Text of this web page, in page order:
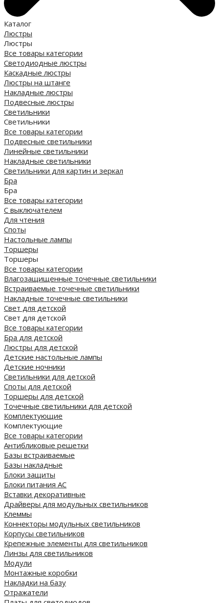
Каталог
Люстры
Люстры
Все товары категории
Светодиодные люстры
Каскадные люстры
Люстры на штанге
Накладные люстры
Подвесные люстры
Светильники
Светильники
Все товары категории
Подвесные светильники
Линейные светильники
Накладные светильники
Светильники для картин и зеркал
Бра
Бра
Все товары категории
С выключателем
Для чтения
Споты
Настольные лампы
Торшеры
Торшеры
Все товары категории
Влагозащищенные точечные светильники
Встраиваемые точечные светильники
Накладные точечные светильники
Свет для детской
Свет для детской
Все товары категории
Бра для детской
Люстры для детской
Детские настольные лампы
Детские ночники
Светильники для детской
Споты для детской
Торшеры для детской
Точечные светильники для детской
Комплектующие
Комплектующие
Все товары категории
Антибликовые решетки
Базы встраиваемые
Базы накладные
Блоки защиты
Блоки питания AC
Вставки декоративные
Драйверы для модульных светильников
Клеммы
Коннекторы модульных светильников
Корпусы светильников
Крепежные элементы для светильников
Линзы для светильников
Модули
Монтажные коробки
Накладки на базу
Отражатели